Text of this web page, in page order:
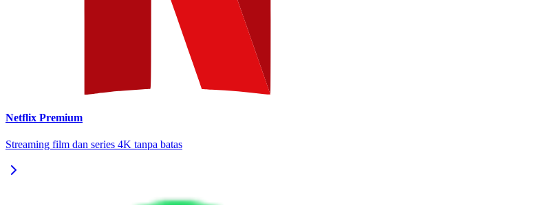
Netflix Premium
Streaming film dan series 4K tanpa batas